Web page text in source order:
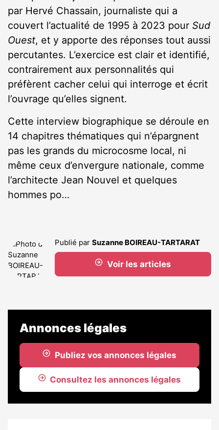
par Hervé Chassain, journaliste qui a
couvert l’actualité de 1995 à 2023 pour Sud
Ouest, et y apporte des réponses tout aussi
percutantes. L’exercice est clair et identifié,
contrairement aux personnalités qui
préfèrent cacher celui qui interroge et écrit
l’ouvrage qu’elles signent.
Cette interview biographique se déroule en
14 chapitres thématiques qui n’épargnent
pas les grands du microcosme local, ni
même ceux d’envergure nationale, comme
l’architecte Jean Nouvel et quelques
hommes po…
Publié par Suzanne BOIREAU-TARTARAT
Voir les articles
Annonces légales
Publiez vos annonces légales
Consultez les annonces légales